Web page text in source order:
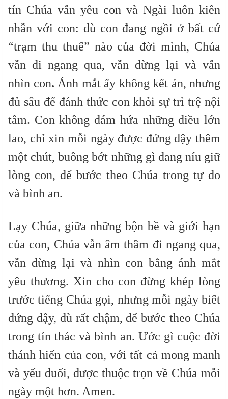
tín Chúa vẫn yêu con và Ngài luôn kiên
nhẫn với con: dù con đang ngồi ở bất cứ
“trạm thu thuế” nào của đời mình, Chúa
vẫn đi ngang qua, vẫn dừng lại và vẫn
nhìn con. Ánh mắt ấy không kết án, nhưng
đủ sâu để đánh thức con khỏi sự trì trệ nội
tâm. Con không dám hứa những điều lớn
lao, chỉ xin mỗi ngày được đứng dậy thêm
một chút, buông bớt những gì đang níu giữ
lòng con, để bước theo Chúa trong tự do
và bình an.
Lạy Chúa, giữa những bộn bề và giới hạn
của con, Chúa vẫn âm thầm đi ngang qua,
vẫn dừng lại và nhìn con bằng ánh mắt
yêu thương. Xin cho con đừng khép lòng
trước tiếng Chúa gọi, nhưng mỗi ngày biết
đứng dậy, dù rất chậm, để bước theo Chúa
trong tín thác và bình an. Ước gì cuộc đời
thánh hiến của con, với tất cả mong manh
và yếu đuối, được thuộc trọn về Chúa mỗi
ngày một hơn. Amen.